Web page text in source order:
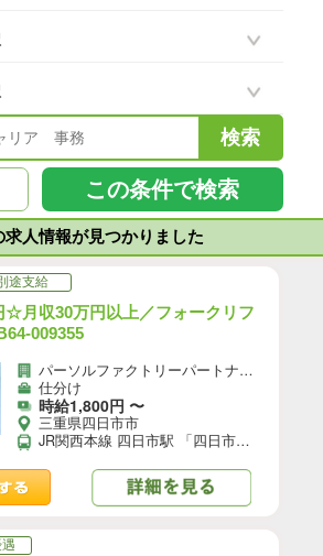
この条件で検索
求人情報が見つかりました
途支給
☆月収30万円以上／フォークリフ
009355
パーソルファクトリーパートナーズ株式会社
仕分け
時給1,800円 〜
三重県四日市市
JR関西本線 四日市駅 「四日市駅」から車6分 ★自転車、バイク、マイカー通勤OK（無料駐車場あり）